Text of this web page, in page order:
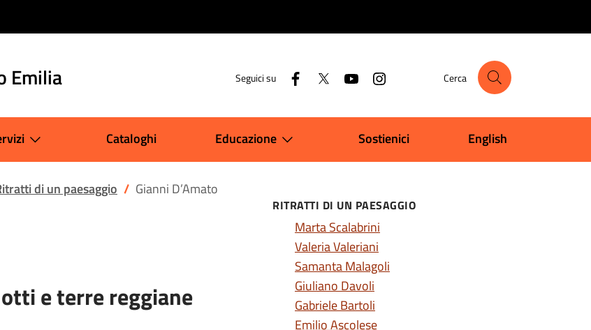
Emilia Seguici su Cerca
Cataloghi Educazione Sostienici English
di un paesaggio Gianni D’Amato
e terre reggiane
RITRATTI DI UN PAESAGGIO
Marta Scalabrini
Valeria Valeriani
Samanta Malagoli
Giuliano Davoli
Gabriele Bartoli
Emilio Ascolese